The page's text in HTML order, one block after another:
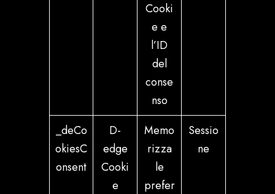
Cooki
e e
l’ID
del
conse
nso
_deCo
okiesC
onsent
D-
edge
Cooki
e
Memo
rizza
le
prefer
Sessio
ne